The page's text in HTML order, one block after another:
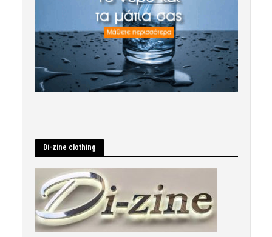
Di-zine clothing